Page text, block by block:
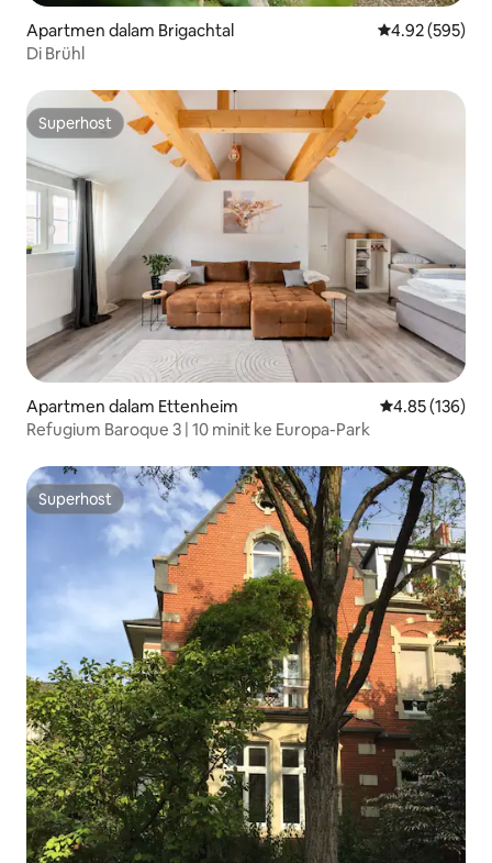
Apartmen dalam Brigachtal Penarafan
4.92 (595)
Di Brühl
Superhost
Superhost
Apartmen dalam Ettenheim Penarafan
4.85 (136)
Refugium Baroque 3 | 10 minit ke Europa-Park
Superhost
Superhost